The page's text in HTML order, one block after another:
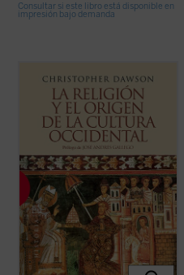
Consultar si este libro está disponible en
impresión bajo demanda
«La importancia de estos siglos de los
cuales he escrito no debe buscarse en el
orden externo que crearon o que
intentaron crear, sino en el cambio interno
que produjeron en el alma del hombre
occidental, cambio que nunca podrá
destruirse ...(ver ficha)